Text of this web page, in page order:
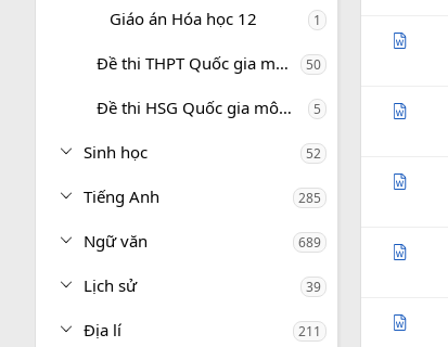
Giáo án Hóa học 12 1
Đề thi THPT Quốc gia môn Hóa học 50
Đề thi HSG Quốc gia môn Hóa học 5
Sinh học 52
Tiếng Anh 285
Ngữ văn 689
Lịch sử 39
Địa lí 211